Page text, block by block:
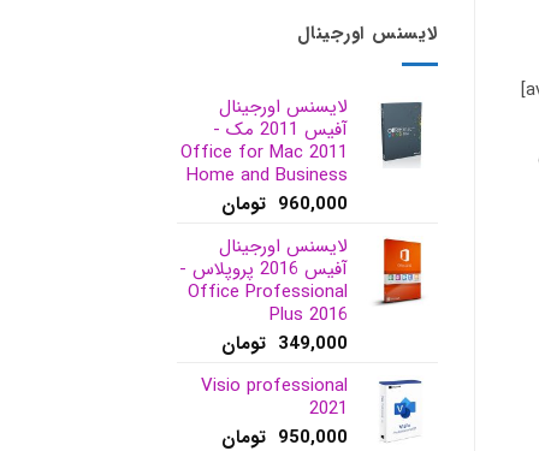
font_size=” appearance=” overlay_opacity=’0.4′ overlay_color=’#000000′ overlay_text_color=’#ffffff’][/av_image]
لایسنس اورجینال
لایسنس اورجینال
آفیس 2011 مک -
Office for Mac 2011
Home and Business
960,000 تومان
لایسنس اورجینال
آفیس 2016 پروپلاس -
Office Professional
Plus 2016
349,000 تومان
Visio professional
2021
950,000 تومان